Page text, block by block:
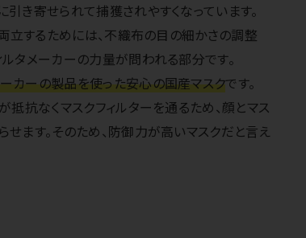
き寄せられて捕獲されやすくなっています。
両立するためには、不織布の目の細かさの調整
タメーカーの力量が問われる部分です。
カーの製品を使った安心の国産マスクです。
抵抗なくマスクフィルターを通るため、顔とマス
ます。そのため、防御力が高いマスクだと言え